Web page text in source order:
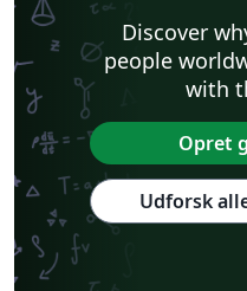
Discover
people
with
Opret
Udforsk